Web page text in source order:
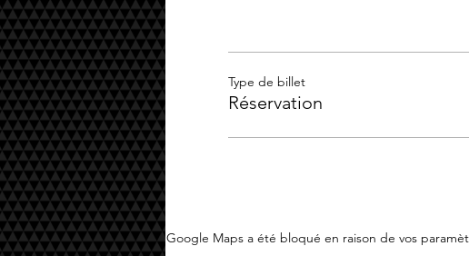
Type de billet
Réservation
Google Maps a été bloqué en raison de vos